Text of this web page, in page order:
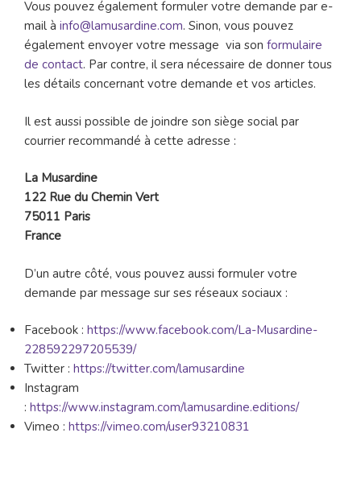
Vous pouvez également formuler votre demande par e-
mail à info@lamusardine.com. Sinon, vous pouvez
également envoyer votre message via son formulaire
de contact. Par contre, il sera nécessaire de donner tous
les détails concernant votre demande et vos articles.
Il est aussi possible de joindre son siège social par
courrier recommandé à cette adresse :
La Musardine
122 Rue du Chemin Vert
75011 Paris
France
D’un autre côté, vous pouvez aussi formuler votre
demande par message sur ses réseaux sociaux :
Facebook : https://www.facebook.com/La-Musardine-
228592297205539/
Twitter : https://twitter.com/lamusardine
Instagram
: https://www.instagram.com/lamusardine.editions/
Vimeo : https://vimeo.com/user93210831